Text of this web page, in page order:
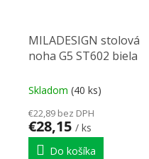
MILADESIGN stolová
noha G5 ST602 biela
Skladom (40 ks)
€22,89 bez DPH
€28,15 / ks
Do košíka